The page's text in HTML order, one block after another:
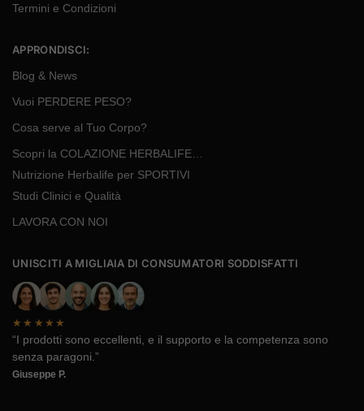
Termini e Condizioni
APPRONDISCI:
Blog & News
Vuoi PERDERE PESO?
Cosa serve al Tuo Corpo?
Scopri la COLAZIONE HERBALIFE…
Nutrizione Herbalife per SPORTIVI
Studi Clinici e Qualità
LAVORA CON NOI
UNISCITI A MIGLIAIA DI CONSUMATORI SODDISFATTI
★★★★★
“I prodotti sono eccellenti, e il supporto e la competenza sono
senza paragoni.”
Giuseppe P.